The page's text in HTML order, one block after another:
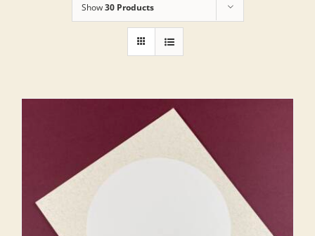
Show30 Products